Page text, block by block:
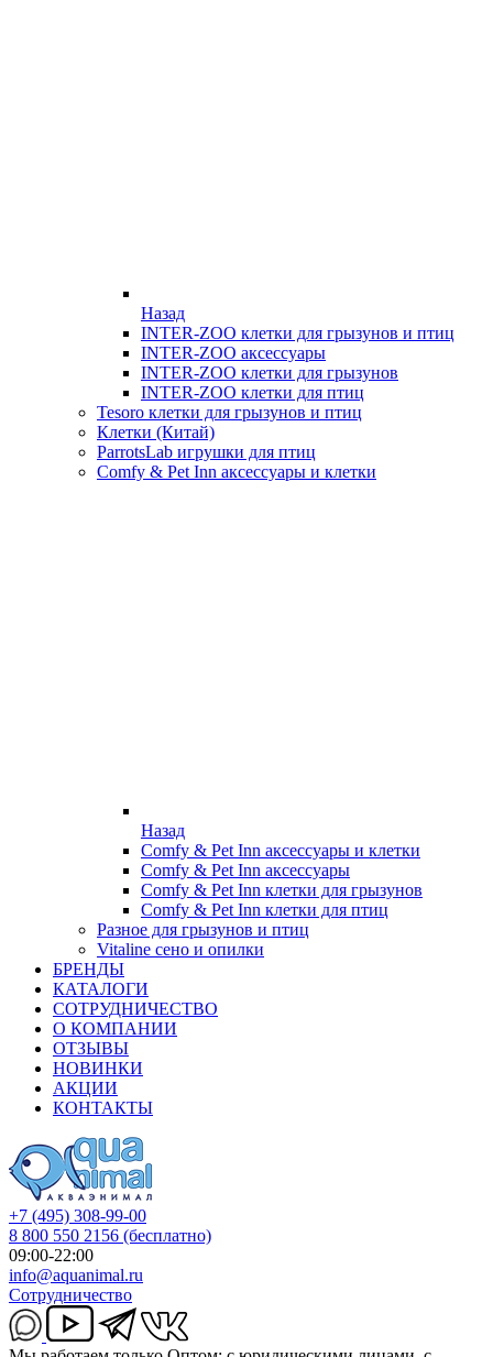
Назад
INTER-ZOO клетки для грызунов и птиц
INTER-ZOO аксессуары
INTER-ZOO клетки для грызунов
INTER-ZOO клетки для птиц
Tesoro клетки для грызунов и птиц
Клетки (Китай)
ParrotsLab игрушки для птиц
Comfy & Pet Inn аксессуары и клетки
Назад
Comfy & Pet Inn аксессуары и клетки
Comfy & Pet Inn аксессуары
Comfy & Pet Inn клетки для грызунов
Comfy & Pet Inn клетки для птиц
Разное для грызунов и птиц
Vitaline сено и опилки
БРЕНДЫ
КАТАЛОГИ
СОТРУДНИЧЕСТВО
О КОМПАНИИ
ОТЗЫВЫ
НОВИНКИ
АКЦИИ
КОНТАКТЫ
+7 (495) 308-99-00
8 800 550 2156 (бесплатно)
09:00-22:00
info@aquanimal.ru
Сотрудничество